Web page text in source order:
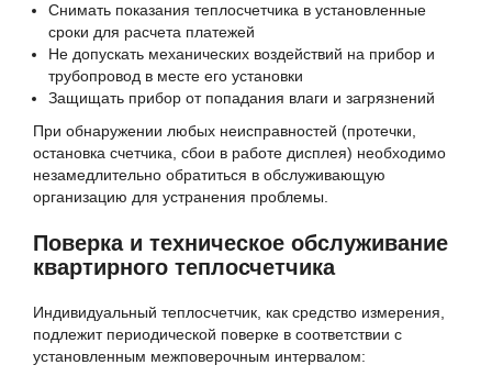
Снимать показания теплосчетчика в установленные
сроки для расчета платежей
Не допускать механических воздействий на прибор и
трубопровод в месте его установки
Защищать прибор от попадания влаги и загрязнений
При обнаружении любых неисправностей (протечки,
остановка счетчика, сбои в работе дисплея) необходимо
незамедлительно обратиться в обслуживающую
организацию для устранения проблемы.
Поверка и техническое обслуживание
квартирного теплосчетчика
Индивидуальный теплосчетчик, как средство измерения,
подлежит периодической поверке в соответствии с
установленным межповерочным интервалом: